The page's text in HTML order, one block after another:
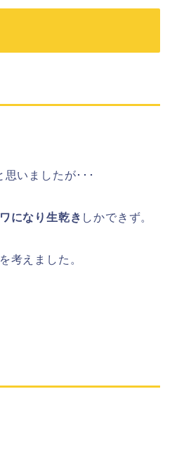
思いましたが･･･
になり生乾き しかできず。
考えました。